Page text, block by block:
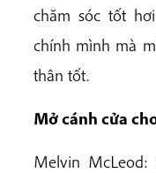
chăm sóc tốt
chính mình mà
thân tốt.
Mở cánh cửa
Melvin